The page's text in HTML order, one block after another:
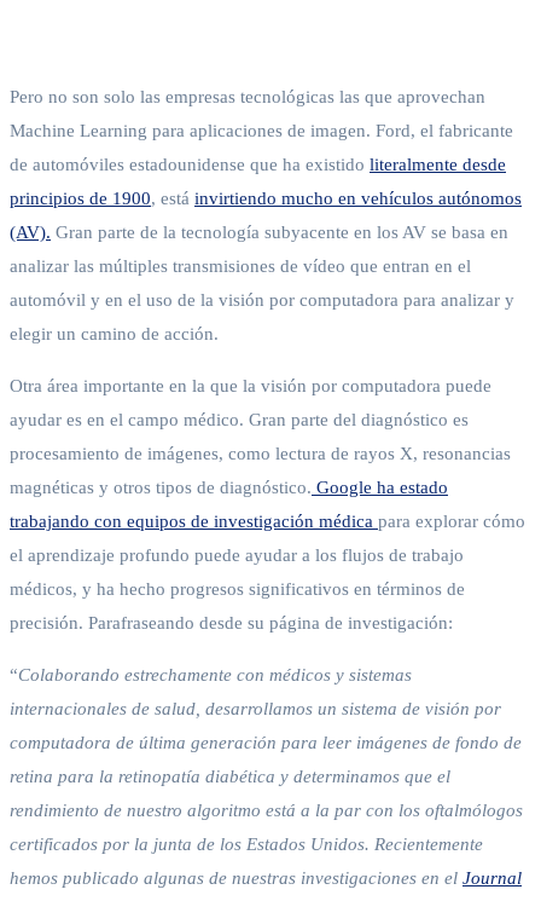
Pero no son solo las empresas tecnológicas las que aprovechan
Machine Learning para aplicaciones de imagen. Ford, el fabricante
de automóviles estadounidense que ha existido literalmente desde
principios de 1900, está invirtiendo mucho en vehículos autónomos
(AV). Gran parte de la tecnología subyacente en los AV se basa en
analizar las múltiples transmisiones de vídeo que entran en el
automóvil y en el uso de la visión por computadora para analizar y
elegir un camino de acción.
Otra área importante en la que la visión por computadora puede
ayudar es en el campo médico. Gran parte del diagnóstico es
procesamiento de imágenes, como lectura de rayos X, resonancias
magnéticas y otros tipos de diagnóstico. Google ha estado
trabajando con equipos de investigación médica para explorar cómo
el aprendizaje profundo puede ayudar a los flujos de trabajo
médicos, y ha hecho progresos significativos en términos de
precisión. Parafraseando desde su página de investigación:
“Colaborando estrechamente con médicos y sistemas
internacionales de salud, desarrollamos un sistema de visión por
computadora de última generación para leer imágenes de fondo de
retina para la retinopatía diabética y determinamos que el
rendimiento de nuestro algoritmo está a la par con los oftalmólogos
certificados por la junta de los Estados Unidos. Recientemente
hemos publicado algunas de nuestras investigaciones en el Journal